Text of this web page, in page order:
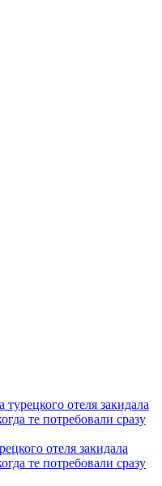
турецкого отеля закидала
те потребовали сразу
отеля закидала
те потребовали сразу